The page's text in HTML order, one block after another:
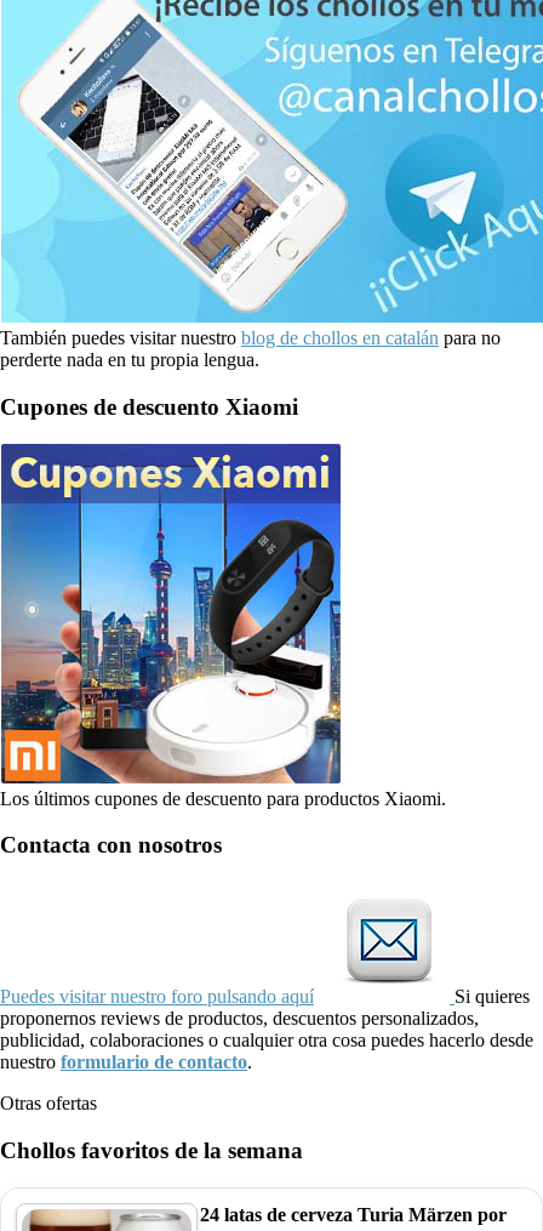
También puedes visitar nuestro blog de chollos en catalán para no
perderte nada en tu propia lengua.
Cupones de descuento Xiaomi
Los últimos cupones de descuento para productos Xiaomi.
Contacta con nosotros
Puedes visitar nuestro foro pulsando aquí
Si quieres
proponernos reviews de productos, descuentos personalizados,
publicidad, colaboraciones o cualquier otra cosa puedes hacerlo desde
nuestro formulario de contacto.
Otras ofertas
Chollos favoritos de la semana
24 latas de cerveza Turia Märzen por